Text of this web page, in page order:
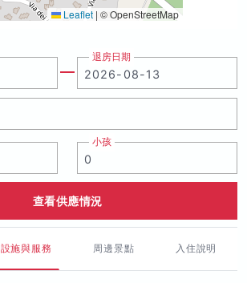
Leaflet | © OpenStreetMap
退房日期
小孩
查看供應情況
設施與服務 周邊景點 入住說明